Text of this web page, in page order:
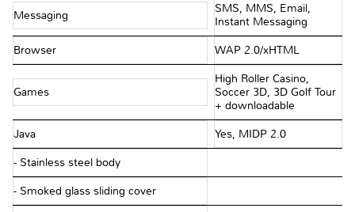
Messaging
SMS, MMS, Email,
Instant Messaging
Browser WAP 2.0/xHTML
Games
High Roller Casino,
Soccer 3D, 3D Golf Tour
+ downloadable
Java Yes, MIDP 2.0
- Stainless steel body
- Smoked glass sliding cover